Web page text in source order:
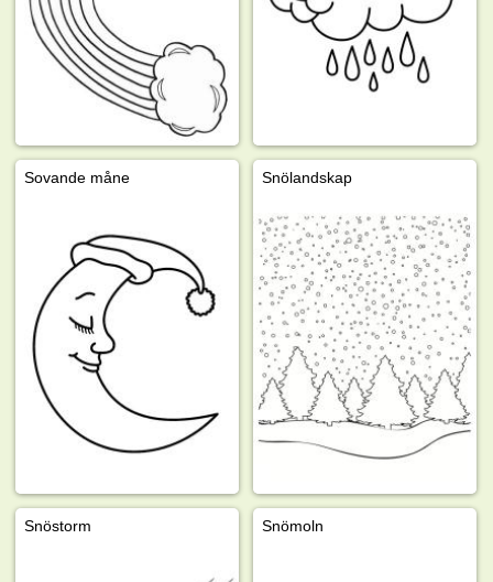
Sovande måne Snölandskap
Snöstorm Snömoln